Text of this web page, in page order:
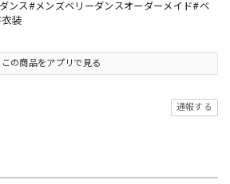
ンス#メンズベリーダンスオーダーメイド#ベ
衣装
この商品をアプリで見る
通報する